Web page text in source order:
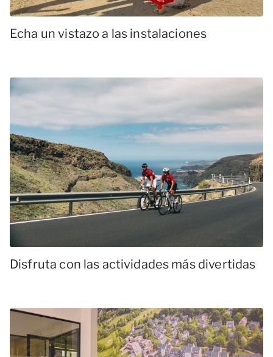
Echa un vistazo a las instalaciones
Disfruta con las actividades más divertidas